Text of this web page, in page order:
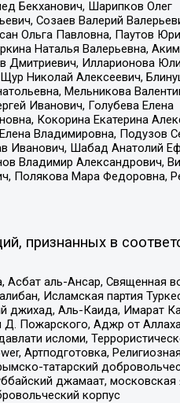
Бекханович, Шарипков Олег
Созаев Валерий
Ольга Павловна, Паутов
Наталья Валерьевна,
Дмитриевич, Илларионова
Николай Алексеевич,
Мельникова
Иванович, Голубева Елена
Кокорина Екатерина
Владимировна, Подузов
Иванович, Шабад Анатолий
Владимир Александрович,
Полякова Мара Федоровна,
признанных в
аль-Ансар, Священная
Исламская партия
джихад, Аль-Каида, Имарат
Пожарского, Аджр от
исломи,
Артподготовка,
татарский
джамаат, московская
корпус